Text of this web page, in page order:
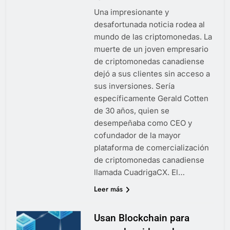
Una impresionante y
desafortunada noticia rodea al
mundo de las criptomonedas. La
muerte de un joven empresario
de criptomonedas canadiense
dejó a sus clientes sin acceso a
sus inversiones. Sería
específicamente Gerald Cotten
de 30 años, quien se
desempeñaba como CEO y
cofundador de la mayor
plataforma de comercialización
de criptomonedas canadiense
llamada CuadrigaCX. El…
Leer más
Usan Blockchain para